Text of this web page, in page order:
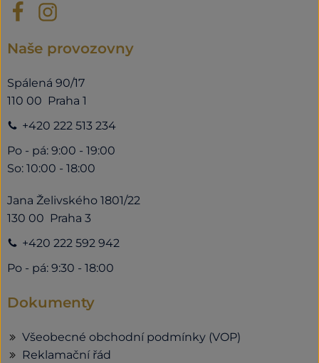
Naše provozovny
Spálená 90/17
110 00 Praha 1
+420 222 513 234
Po - pá: 9:00 - 19:00
So: 10:00 - 18:00
Jana Želivského 1801/22
130 00 Praha 3
+420 222 592 942
Po - pá: 9:30 - 18:00
Dokumenty
Všeobecné obchodní podmínky (VOP)
Reklamační řád